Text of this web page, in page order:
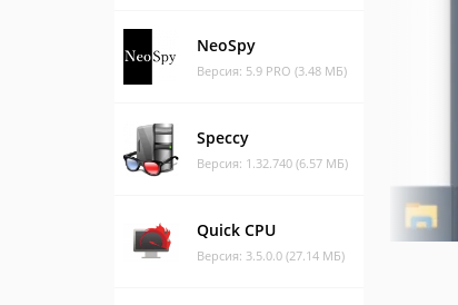
NeoSpy
Версия: 5.9 PRO (3.48 МБ)
Speccy
Версия: 1.32.740 (6.57 МБ)
Quick CPU
Версия: 3.5.0.0 (27.14 МБ)